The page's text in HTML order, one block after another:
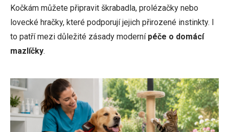
Kočkám můžete připravit škrabadla, prolézačky nebo
lovecké hračky, které podporují jejich přirozené instinkty. I
to patří mezi důležité zásady moderní péče o domácí
mazlíčky.